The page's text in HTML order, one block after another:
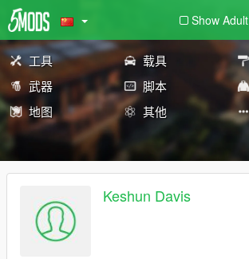
Show Adult
工具 载具
武器
脚本
地图
其他
Keshun Davis